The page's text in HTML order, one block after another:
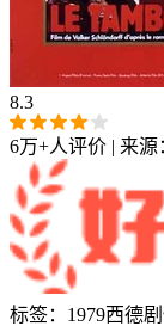
8.3
6万+人评价 | 来源
标签： 1979西德